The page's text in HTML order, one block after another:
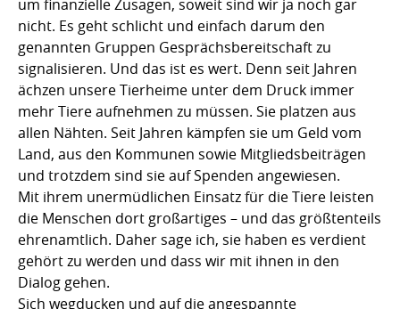
um finanzielle Zusagen, soweit sind wir ja noch gar
nicht. Es geht schlicht und einfach darum den
genannten Gruppen Gesprächsbereitschaft zu
signalisieren. Und das ist es wert. Denn seit Jahren
ächzen unsere Tierheime unter dem Druck immer
mehr Tiere aufnehmen zu müssen. Sie platzen aus
allen Nähten. Seit Jahren kämpfen sie um Geld vom
Land, aus den Kommunen sowie Mitgliedsbeiträgen
und trotzdem sind sie auf Spenden angewiesen.
Mit ihrem unermüdlichen Einsatz für die Tiere leisten
die Menschen dort großartiges – und das größtenteils
ehrenamtlich. Daher sage ich, sie haben es verdient
gehört zu werden und dass wir mit ihnen in den
Dialog gehen.
Sich wegducken und auf die angespannte